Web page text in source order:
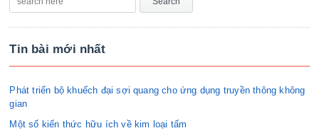
Tin bài mới nhất
Phát triển bộ khuếch đại sợi quang cho ứng dụng truyền thông không
gian
Một số kiến thức hữu ích về kim loại tấm